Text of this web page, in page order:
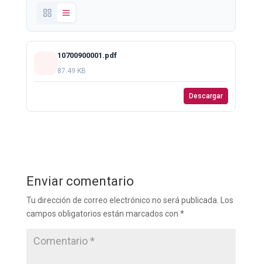
10700900001.pdf
87.49 KB
Descargar
Enviar comentario
Tu dirección de correo electrónico no será publicada.
Los
campos obligatorios están marcados con *